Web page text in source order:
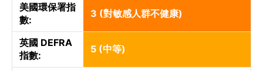
美國環保署指
數:
3 (對敏感人群不健康)
英國 DEFRA
指數:
5 (中等)